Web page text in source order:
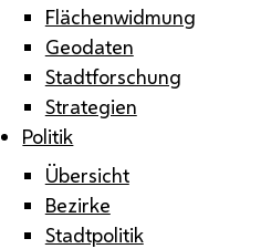
Flächenwidmung
Geodaten
Stadtforschung
Strategien
Politik
Übersicht
Bezirke
Stadtpolitik